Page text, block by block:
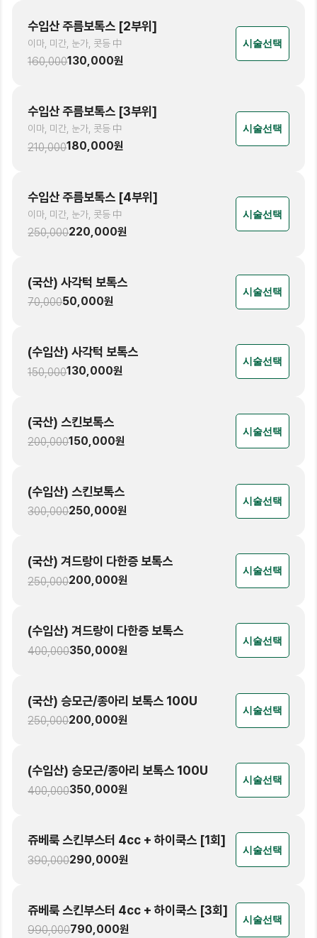
수입산 주름보톡스 [2부위]
이마, 미간, 눈가, 콧등 中
160,000130,000원
시술선택
수입산 주름보톡스 [3부위]
이마, 미간, 눈가, 콧등 中
210,000180,000원
시술선택
수입산 주름보톡스 [4부위]
이마, 미간, 눈가, 콧등 中
250,000220,000원
시술선택
(국산) 사각턱 보톡스
70,00050,000원
시술선택
(수입산) 사각턱 보톡스
150,000130,000원
시술선택
(국산) 스킨보톡스
200,000150,000원
시술선택
(수입산) 스킨보톡스
300,000250,000원
시술선택
(국산) 겨드랑이 다한증 보톡스
250,000200,000원
시술선택
(수입산) 겨드랑이 다한증 보톡스
400,000350,000원
시술선택
(국산) 승모근/종아리 보톡스 100U
250,000200,000원
시술선택
(수입산) 승모근/종아리 보톡스 100U
400,000350,000원
시술선택
쥬베룩 스킨부스터 4cc + 하이쿡스 [1회]
390,000290,000원
시술선택
쥬베룩 스킨부스터 4cc + 하이쿡스 [3회]
990,000790,000원
시술선택